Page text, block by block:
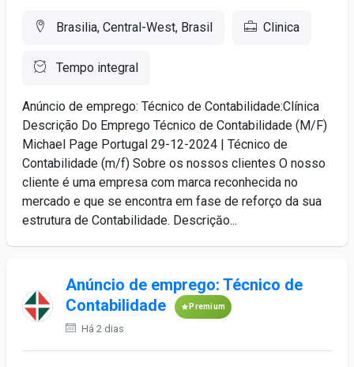
Brasilia, Central-West, Brasil Clinica
Tempo integral
Anúncio de emprego: Técnico de Contabilidade:Clínica
Descrição Do Emprego Técnico de Contabilidade (M/F)
Michael Page Portugal 29-12-2024 | Técnico de
Contabilidade (m/f) Sobre os nossos clientes O nosso
cliente é uma empresa com marca reconhecida no
mercado e que se encontra em fase de reforço da sua
estrutura de Contabilidade. Descriçăo...
Anúncio de emprego: Técnico de
Contabilidade
Premium
Há 2 dias